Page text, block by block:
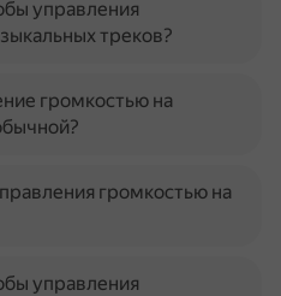
управления
треков?
громкостью на
громкостью на
управления